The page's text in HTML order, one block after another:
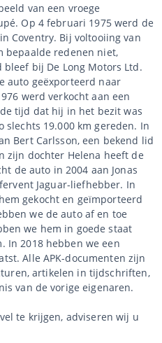
van een vroege
Op 4 februari 1975 werd de
Coventry. Bij voltooiing van
bepaalde redenen niet,
bij De Long Motors Ltd.
auto geëxporteerd naar
werd verkocht aan een
tijd dat hij in het bezit was
slechts 19.000 km gereden. In
Bert Carlsson, een bekend lid
zijn dochter Helena heeft de
de auto in 2004 aan Jonas
Jaguar-liefhebber. In
gekocht en geïmporteerd
we de auto af en toe
we hem in goede staat
In 2018 hebben we een
Alle APK-documenten zijn
artikelen in tijdschriften,
van de vorige eigenaren.
te krijgen, adviseren wij u